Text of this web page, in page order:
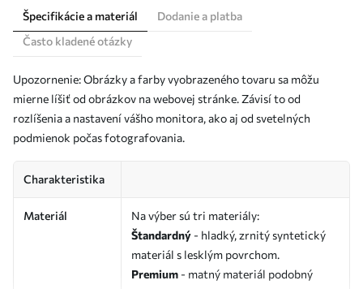
Špecifikácie a materiál
Dodanie a platba
Často kladené otázky
Upozornenie: Obrázky a farby vyobrazeného tovaru sa môžu
mierne líšiť od obrázkov na webovej stránke. Závisí to od
rozlíšenia a nastavení vášho monitora, ako aj od svetelných
podmienok počas fotografovania.
Charakteristika
Materiál
Na výber sú tri materiály:
Štandardný - hladký, zrnitý syntetický
materiál s lesklým povrchom.
Premium - matný materiál podobný